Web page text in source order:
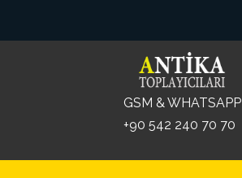
GSM & WHATSAPP
+90 542 240 70 70